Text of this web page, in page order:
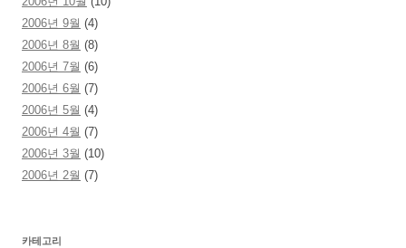
2006년 9월 (4)
2006년 8월 (8)
2006년 7월 (6)
2006년 6월 (7)
2006년 5월 (4)
2006년 4월 (7)
2006년 3월 (10)
2006년 2월 (7)
카테고리